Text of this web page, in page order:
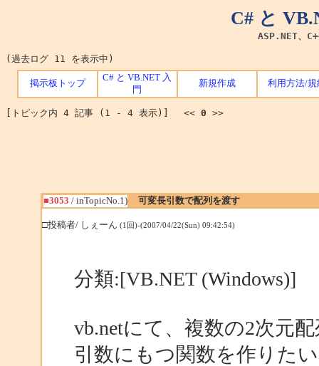
C# と
ASP.NET、
(過去ログ 11 を表示中)
掲示板トップ
C# と VB.NET 入
門
新規作成 利用方法/規
[トピック内 4 記事 (1 - 4 表示)] << 0 >>
■3053 / inTopicNo.1) 可変長引数で配列を渡す
□投稿者/ しぇーん (1回)-(2007/04/22(Sun) 09:42:54)
分類:[VB.NET (Windows)]
vb.netにて、複数の2次元
引数にもつ関数を作りた